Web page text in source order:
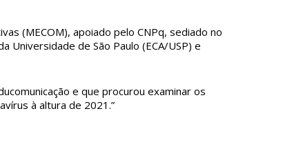
(MECOM), apoiado pelo CNPq, sediado no
Universidade de São Paulo (ECA/USP) e
e que procurou examinar os
à altura de 2021.”